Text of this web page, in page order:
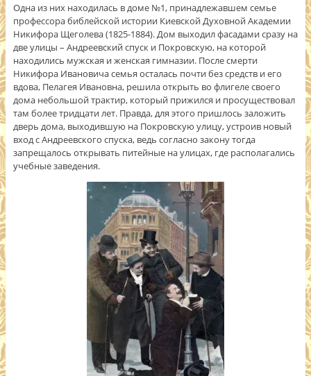
Одна из них находилась в доме №1, принадлежавшем семье
профессора библейской истории Киевской Духовной Академии
Никифора Щеголева (1825-1884). Дом выходил фасадами сразу на
две улицы – Андреевский спуск и Покровскую, на которой
находились мужская и женская гимназии. После смерти
Никифора Ивановича семья осталась почти без средств и его
вдова, Пелагея Ивановна, решила открыть во флигеле своего
дома небольшой трактир, который прижился и просуществовал
там более тридцати лет. Правда, для этого пришлось заложить
дверь дома, выходившую на Покровскую улицу, устроив новый
вход с Андреевского спуска, ведь согласно закону тогда
запрещалось открывать питейные на улицах, где располагались
учебные заведения.